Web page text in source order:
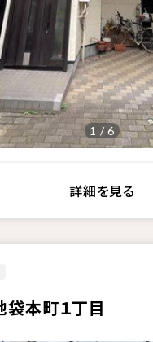
1 / 6
詳細を見る
袋本町１丁目